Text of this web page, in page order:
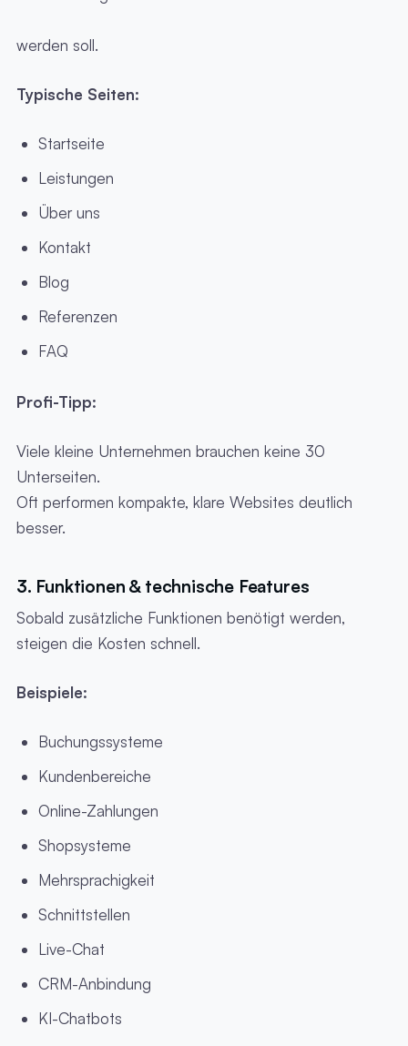
werden soll.
Typische Seiten:
Startseite
Leistungen
Über uns
Kontakt
Blog
Referenzen
FAQ
Profi-Tipp:
Viele kleine Unternehmen brauchen keine 30
Unterseiten.
Oft performen kompakte, klare Websites deutlich
besser.
3. Funktionen & technische Features
Sobald zusätzliche Funktionen benötigt werden,
steigen die Kosten schnell.
Beispiele:
Buchungssysteme
Kundenbereiche
Online-Zahlungen
Shopsysteme
Mehrsprachigkeit
Schnittstellen
Live-Chat
CRM-Anbindung
KI-Chatbots